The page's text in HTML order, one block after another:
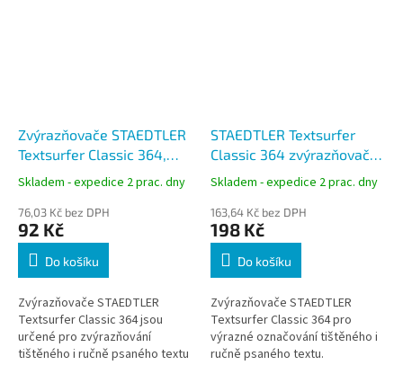
Zvýrazňovače STAEDTLER
Textsurfer Classic 364,
sada 4 barev
Skladem - expedice 2 prac. dny
76,03 Kč bez DPH
92 Kč
Do košíku
Zvýrazňovače STAEDTLER
Textsurfer Classic 364 jsou
určené pro zvýrazňování
tištěného i ručně psaného textu
STAEDTLER Textsurfer
Classic 364 zvýrazňovače,
sada 8 barev
Skladem - expedice 2 prac. dny
163,64 Kč bez DPH
198 Kč
Do košíku
Zvýrazňovače STAEDTLER
Textsurfer Classic 364 pro
výrazné označování tištěného i
ručně psaného textu.